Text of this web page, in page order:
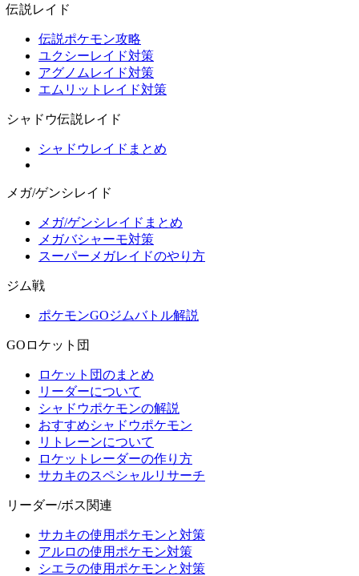
伝説レイド
伝説ポケモン攻略
ユクシーレイド対策
アグノムレイド対策
エムリットレイド対策
シャドウ伝説レイド
シャドウレイドまとめ
メガ/ゲンシレイド
メガ/ゲンシレイドまとめ
メガバシャーモ対策
スーパーメガレイドのやり方
ジム戦
ポケモンGOジムバトル解説
GOロケット団
ロケット団のまとめ
リーダーについて
シャドウポケモンの解説
おすすめシャドウポケモン
リトレーンについて
ロケットレーダーの作り方
サカキのスペシャルリサーチ
リーダー/ボス関連
サカキの使用ポケモンと対策
アルロの使用ポケモン対策
シエラの使用ポケモンと対策